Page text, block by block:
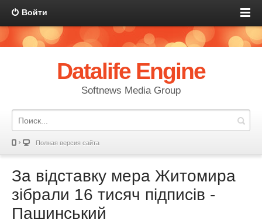
Войти
Datalife Engine
Softnews Media Group
Полная версия сайта
За відставку мера Житомира
зібрали 16 тисяч підписів -
Пашинський